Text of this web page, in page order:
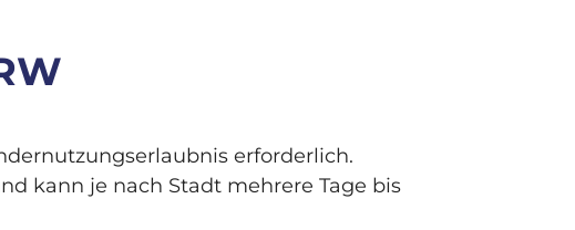
erforderlich.
kann je nach Stadt mehrere Tage bis